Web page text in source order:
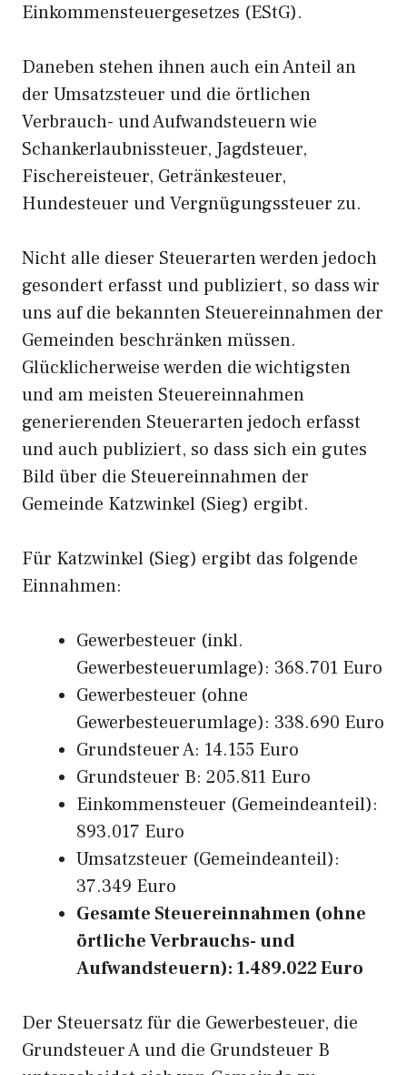
Einkommensteuergesetzes (EStG).
Daneben stehen ihnen auch ein Anteil an
der Umsatzsteuer und die örtlichen
Verbrauch- und Aufwandsteuern wie
Schankerlaubnissteuer, Jagdsteuer,
Fischereisteuer, Getränkesteuer,
Hundesteuer und Vergnügungssteuer zu.
Nicht alle dieser Steuerarten werden jedoch
gesondert erfasst und publiziert, so dass wir
uns auf die bekannten Steuereinnahmen der
Gemeinden beschränken müssen.
Glücklicherweise werden die wichtigsten
und am meisten Steuereinnahmen
generierenden Steuerarten jedoch erfasst
und auch publiziert, so dass sich ein gutes
Bild über die Steuereinnahmen der
Gemeinde Katzwinkel (Sieg) ergibt.
Für Katzwinkel (Sieg) ergibt das folgende
Einnahmen:
Gewerbesteuer (inkl.
Gewerbesteuerumlage): 368.701 Euro
Gewerbesteuer (ohne
Gewerbesteuerumlage): 338.690 Euro
Grundsteuer A: 14.155 Euro
Grundsteuer B: 205.811 Euro
Einkommensteuer (Gemeindeanteil):
893.017 Euro
Umsatzsteuer (Gemeindeanteil):
37.349 Euro
Gesamte Steuereinnahmen (ohne
örtliche Verbrauchs- und
Aufwandsteuern): 1.489.022 Euro
Der Steuersatz für die Gewerbesteuer, die
Grundsteuer A und die Grundsteuer B